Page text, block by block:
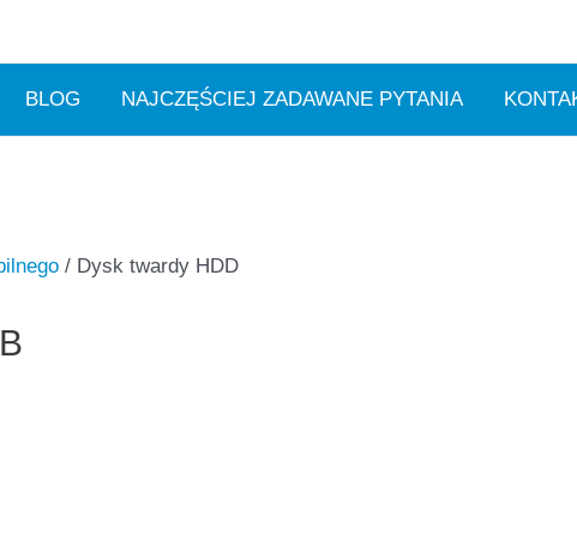
BLOG NAJCZĘŚCIEJ ZADAWANE PYTANIA
/ Dysk twardy HDD